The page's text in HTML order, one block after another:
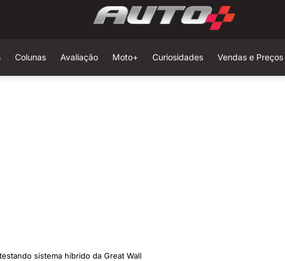
Colunas Avaliação Moto+ Curiosidades Vendas e Preços
sistema híbrido da Great Wall